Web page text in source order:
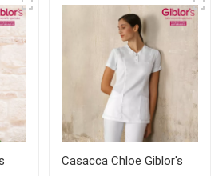
Casacca Chloe Giblor's